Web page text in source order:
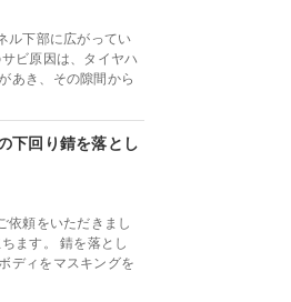
ル下部に広がってい
ビ原因は、タイヤハ
あき、その隙間から
下回り錆を落とし
依頼をいただきまし
ます。 錆を落とし
ディをマスキングを